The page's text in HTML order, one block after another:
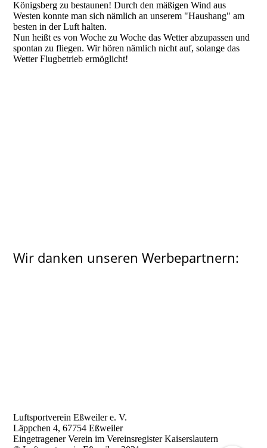
Königsberg zu bestaunen! Durch den mäßigen Wind aus
Westen konnte man sich nämlich an unserem "Haushang" am
besten in der Luft halten.
Nun heißt es von Woche zu Woche das Wetter abzupassen und
spontan zu fliegen. Wir hören nämlich nicht auf, solange das
Wetter Flugbetrieb ermöglicht!
Wir danken unseren Werbepartnern:
Luftsportverein Eßweiler e. V.
Läppchen 4, 67754 Eßweiler
Eingetragener Verein im Vereinsregister Kaiserslautern